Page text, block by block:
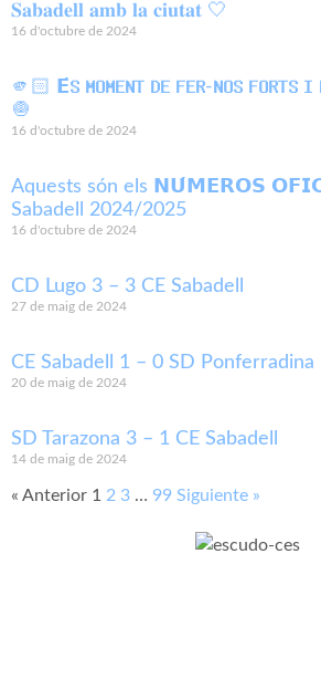
𝐒𝐚𝐛𝐚𝐝𝐞𝐥𝐥 𝐚𝐦𝐛 𝐥𝐚 𝐜𝐢𝐮𝐭𝐚𝐭 🤍
16 d'octubre de 2024
🫵🏻 𝗘́𝗦 𝗠𝗢𝗠𝗘𝗡𝗧 𝗗𝗘 𝗙𝗘𝗥-𝗡𝗢𝗦 𝗙𝗢𝗥𝗧𝗦 𝗜
🧅
16 d'octubre de 2024
Aquests són els 𝗡𝗨́𝗠𝗘𝗥𝗢𝗦
Sabadell 2024/2025
16 d'octubre de 2024
CD Lugo 3 – 3 CE Sabadell
27 de maig de 2024
CE Sabadell 1 – 0 SD Ponferradina
20 de maig de 2024
SD Tarazona 3 – 1 CE Sabadell
14 de maig de 2024
« Anterior 1 2 3 … 99 Siguiente »